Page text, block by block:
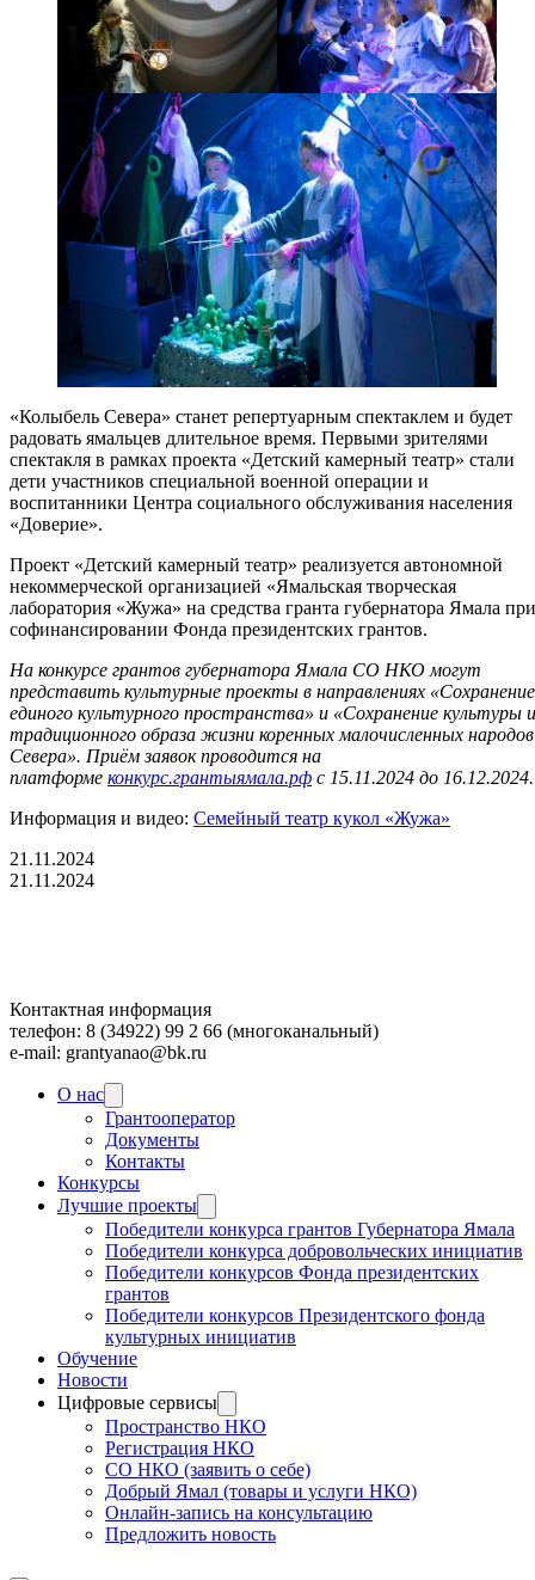
«Колыбель Севера» станет репертуарным спектаклем и будет
радовать ямальцев длительное время. Первыми зрителями
спектакля в рамках проекта «Детский камерный театр» стали
дети участников специальной военной операции и
воспитанники Центра социального обслуживания населения
«Доверие».
Проект «Детский камерный театр» реализуется автономной
некоммерческой организацией «Ямальская творческая
лаборатория «Жужа» на средства гранта губернатора Ямала при
софинансировании Фонда президентских грантов.
На конкурсе грантов губернатора Ямала СО НКО могут
представить культурные проекты в направлениях «Сохранение
единого культурного пространства» и «Сохранение культуры и
традиционного образа жизни коренных малочисленных народов
Севера». Приём заявок проводится на
платформе конкурс.грантыямала.рф с 15.11.2024 до 16.12.2024.
Информация и видео: Семейный театр кукол «Жужа»
21.11.2024
21.11.2024
Контактная информация
телефон: 8 (34922) 99 2 66 (многоканальный)
e-mail: grantyanao@bk.ru
О нас
Грантооператор
Документы
Контакты
Конкурсы
Лучшие проекты
Победители конкурса грантов Губернатора Ямала
Победители конкурса добровольческих инициатив
Победители конкурсов Фонда президентских
грантов
Победители конкурсов Президентского фонда
культурных инициатив
Обучение
Новости
Цифровые сервисы
Пространство НКО
Регистрация НКО
СО НКО (заявить о себе)
Добрый Ямал (товары и услуги НКО)
Онлайн-запись на консультацию
Предложить новость